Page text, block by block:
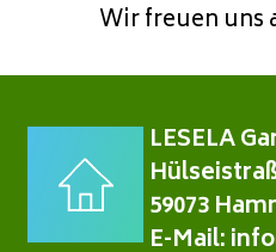
Wir freuen uns
LESELA
59073
E-Mail: